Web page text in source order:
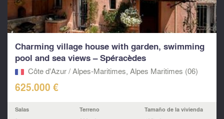
Charming village house with garden, swimming
pool and sea views – Spéracèdes
Côte d'Azur / Alpes-Maritimes, Alpes Maritimes (06)
625.000 €
Salas Terreno Tamaño de la vivienda